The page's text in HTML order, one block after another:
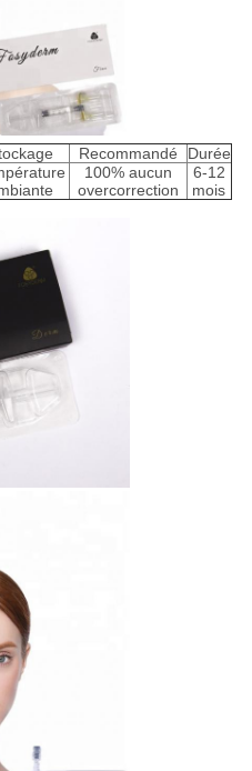
Recommandé
Durée
100% aucun
overcorrection
6-12
mois